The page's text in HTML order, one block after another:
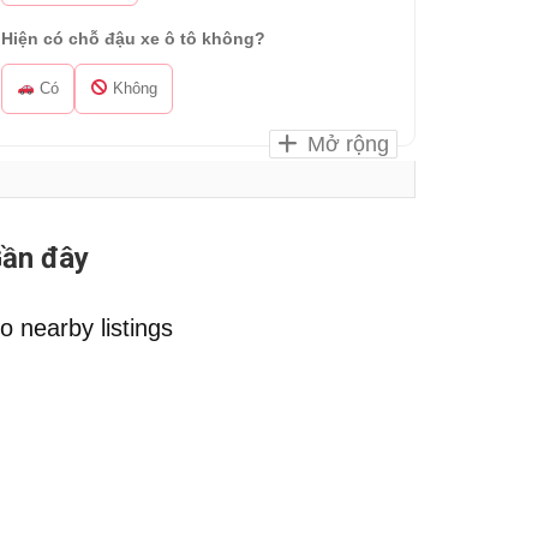
Hiện có chỗ đậu xe ô tô không?
Có Không
Mở rộng
đây
nearby listings